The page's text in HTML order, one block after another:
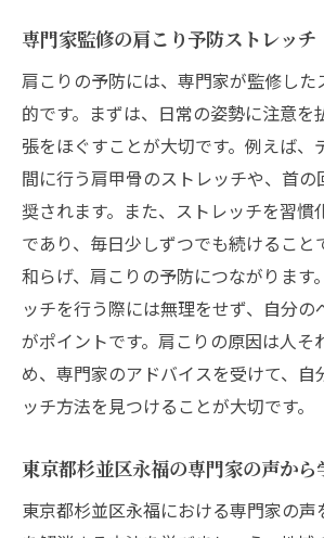
専門家監修の肩こり予防ストレッチ
肩こりの予防には、専門家が監修し
的です。まずは、日常の姿勢に注意を
張をほぐすことが大切です。例えば、
間に行う肩甲骨のストレッチや、首
奨されます。また、ストレッチを習慣
であり、毎日少しずつでも続けること
和らげ、肩こりの予防につながります
ッチを行う際には無理をせず、自分の
がポイントです。肩こりの原因は人そ
め、専門家のアドバイスを受けて、自
ッチ方法を見つけることが大切です。
東京都杉並区永福の専門家の声か
東京都杉並区永福における専門家の声